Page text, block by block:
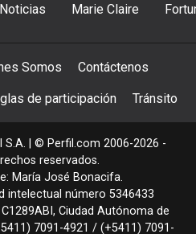
Noticias Marie Claire
Somos Contáctenos
de participación Tránsito
S.A. | © Perfil.com 2006-2026 -
reservados.
María José Bonacifa.
intelectual número 5346433
C1289ABI , Ciudad Autónoma de
7091-4921 / (+5411) 7091-